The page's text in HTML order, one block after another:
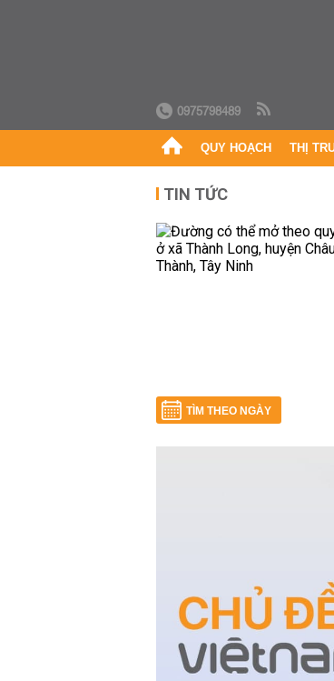
0975798489
QUY HOẠCH THỊ
TIN TỨC
TÌM THEO NGÀY